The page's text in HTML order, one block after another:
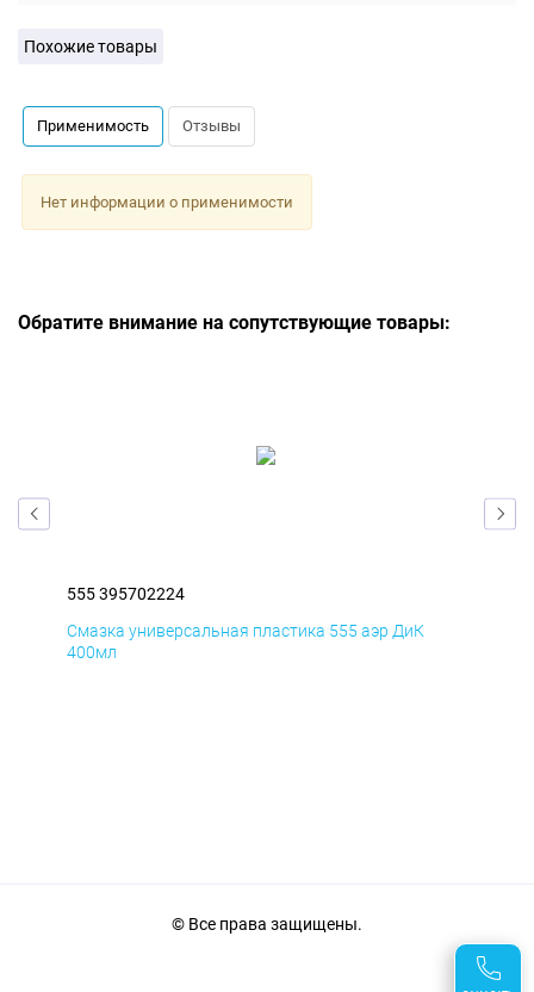
Похожие товары
Применимость Отзывы
Нет информации о применимости
Обратите внимание на сопутствующие товары:
555 395702224
Смазка универсальная пластика 555 аэр ДиК
400мл
© Все права защищены.